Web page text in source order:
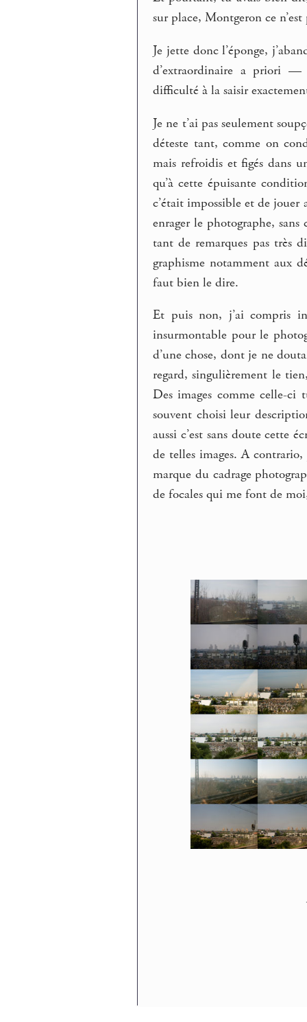
sur place, Montgeron ce
Je jette donc l’éponge,
d’extraordinaire a priori —
difficulté à la saisir
Je ne t’ai pas seulement
déteste tant, comme on
mais refroidis et figés dans
qu’à cette épuisante
c’était impossible et de
enrager le photographe,
tant de remarques pas très
graphisme notamment aux
faut bien le dire.
Et puis non, j’ai compris
insurmontable pour le
d’une chose, dont je ne
regard, singulièrement le
Des images comme celle-ci
souvent choisi leur
aussi c’est sans doute cette
de telles images. A
marque du cadrage
de focales qui me font de